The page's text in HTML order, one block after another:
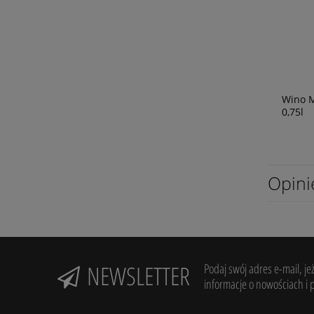
Wino
0,75l
NEWSLETTER
Podaj swój adres e-mail,
informacje o nowościach i